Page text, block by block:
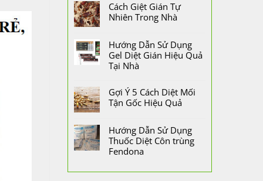
Cách Giệt Gián Tự
Nhiên Trong Nhà
Hướng Dẫn Sử Dụng
Gel Diệt Gián Hiệu Quả
Tại Nhà
Gợi Ý 5 Cách Diệt Mối
Tận Gốc Hiệu Quả
Hướng Dẫn Sử Dụng
Thuốc Diệt Côn trùng
Fendona